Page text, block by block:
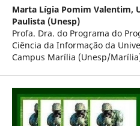
Marta Lígia Pomim Valentim,
Paulista (Unesp)
Profa. Dra. do Programa do
Ciência da Informação da
Campus Marília (Unesp/